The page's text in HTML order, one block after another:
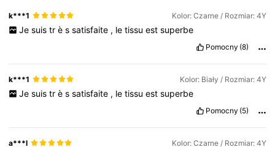
349K Obserwujący
4,89
k***1 Kolor: Czarne / Rozmiar: 4Y
Je suis tr è s satisfaite , le tissu est superbe
Pomocny (8)
k***1 Kolor: Biały / Rozmiar: 4Y
Je suis tr è s satisfaite , le tissu est superbe
Pomocny (5)
a***l Kolor: Czarne / Rozmiar: 4Y